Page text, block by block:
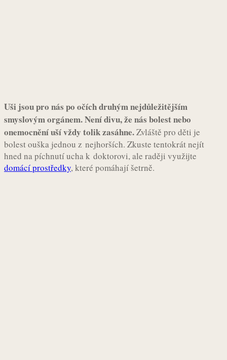
Uši jsou pro nás po očích druhým nejdůležitějším
smyslovým orgánem. Není divu, že nás bolest nebo
onemocnění uší vždy tolik zasáhne.Zvláště pro děti je
bolest ouška jednou z nejhorších. Zkuste tentokrát nejít
hned na píchnutí ucha k doktorovi, ale raději využijte
domácí prostředky, které pomáhají šetrně.